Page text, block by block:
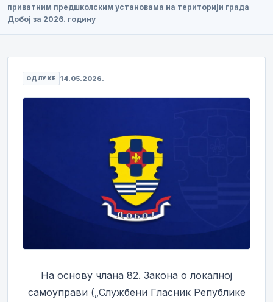
приватним предшколским установама на територији града
Добој за 2026. годину
ОДЛУКЕ 14.05.2026.
На основу члана 82. Закона о локалној
самоуправи („Службени Гласник Републике